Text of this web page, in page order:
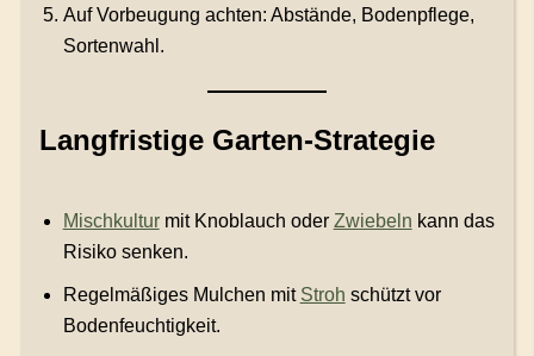
Auf Vorbeugung achten: Abstände, Bodenpflege,
Sortenwahl.
Langfristige Garten-Strategie
Mischkulturmit Knoblauch oder Zwiebeln kann das
Risiko senken.
Regelmäßiges Mulchen mit Stroh schützt vor
Bodenfeuchtigkeit.